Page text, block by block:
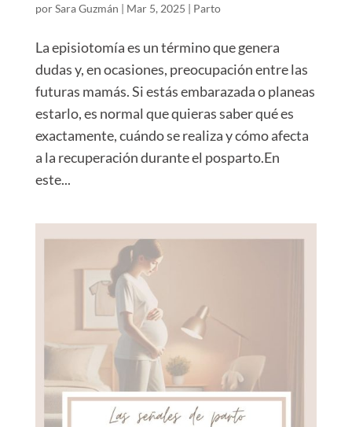
porSara Guzmán | Mar 5, 2025 | Parto
La episiotomía es un término que genera
dudas y, en ocasiones, preocupación entre las
futuras mamás. Si estás embarazada o planeas
estarlo, es normal que quieras saber qué es
exactamente, cuándo se realiza y cómo afecta
a la recuperación durante el posparto.En
este...